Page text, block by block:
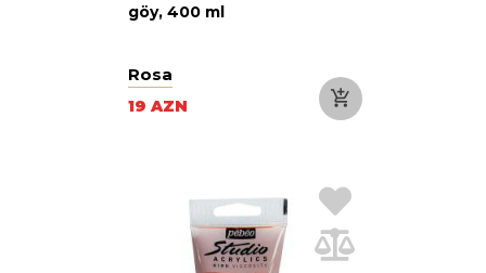
göy, 400 ml
Rosa
19 AZN